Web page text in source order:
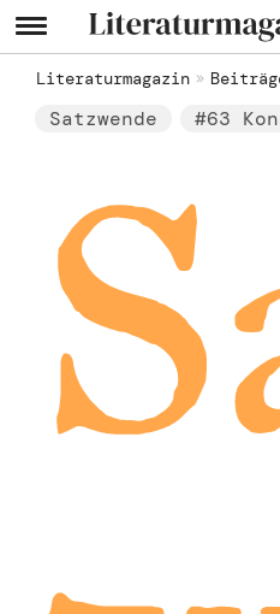
Literaturmagazin
Satzwende #63